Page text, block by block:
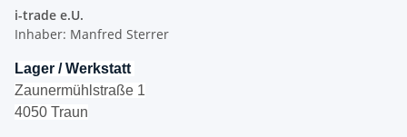
i-trade e.U.
Inhaber: Manfred Sterrer
Lager / Werkstatt
Zaunermühlstraße 1
4050 Traun